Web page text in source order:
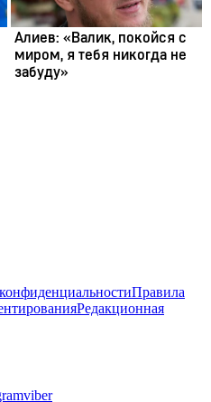
Правила
Редакционная
viber